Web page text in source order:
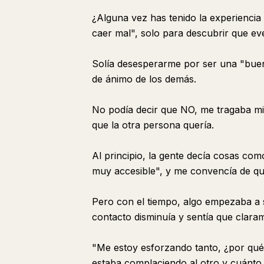
¿Alguna vez has tenido la
caer mal", solo para descubrir que
Solía desesperarme por ser una
de ánimo de los demás.
No podía decir que NO, me tragaba
que la otra persona quería.
Al principio, la gente decía cosas
muy accesible", y me convencía de
Pero con el tiempo, algo empezaba
contacto disminuía y sentía que
"Me estoy esforzando tanto, ¿por